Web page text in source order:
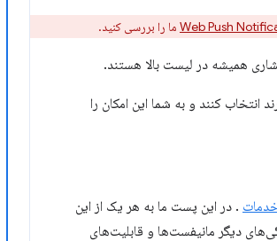
Web Push ما را بررسی کنید.
همیشه در لیست بالا هستند.
کنند و به شما این امکان را
. در این پست ما به هر یک از این
دیگر مانیفست‌ها و قابلیت‌های